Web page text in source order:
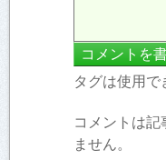
タグは使用で
コメントは
ません。